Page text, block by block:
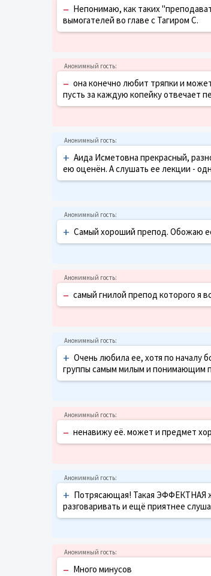
– Непонимаю, как таких
вымогателей во главе с Тагиром С.
– она конечно любит тряпки и
пусть за каждую копейку отвечает
+ Аида Исметовна прекрасный,
ею оценён. А слушать ее лекции -
+ Самый хороший препод. Обожаю
– самый гнилой препод которого я
+ Очень любила ее, хотя по началу
группы самым милым и понимающим
– ненавижу её. может и предмет
+ Потрясающая! Такая ЭФФЕКТНАЯ
разговаривать и ещё приятнее
– Много минусов